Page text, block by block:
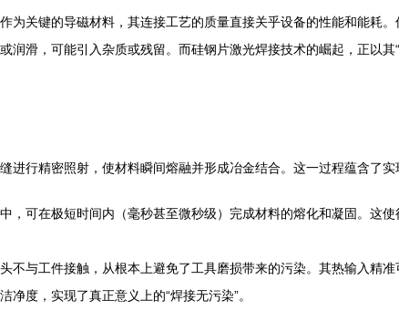
为关键的导磁材料，其连接工艺的质量直接关乎设备的性能和能耗
滑，可能引入杂质或残留。而硅钢片激光焊接技术的崛起，正以其
进行精密照射，使材料瞬间熔融并形成冶金结合。这一过程蕴含了实
，可在极短时间内（毫秒甚至微秒级）完成材料的熔化和凝固。这
不与工件接触，从根本上避免了工具磨损带来的污染。其热输入精
度，实现了真正意义上的“焊接无污染”。